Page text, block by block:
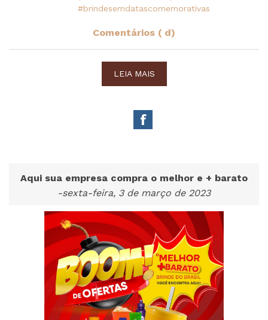
#brindesemdatascomemorativas
Comentários ( d)
LEIA MAIS
Aqui sua empresa compra o melhor e + barato
-sexta-feira, 3 de março de 2023